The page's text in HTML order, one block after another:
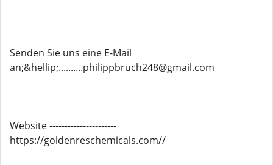
Senden Sie uns eine E-Mail
an;&hellip;..........philippbruch248@gmail.com
Website ----------------------
https://goldenreschemicals.com//